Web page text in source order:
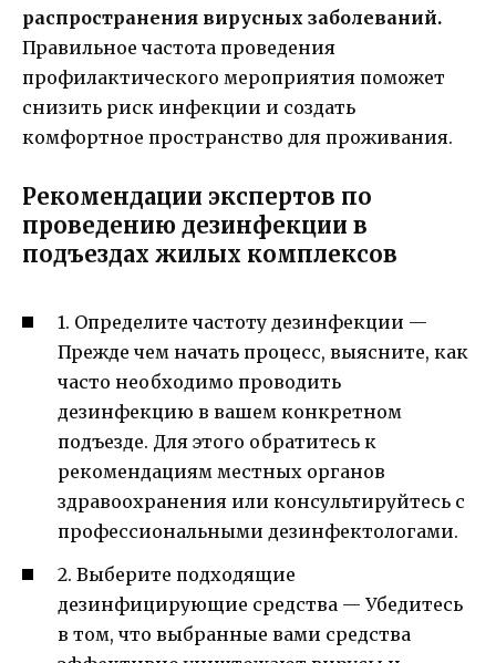
распространения вирусных заболеваний.
Правильное частота проведения
профилактического мероприятия поможет
снизить риск инфекции и создать
комфортное пространство для проживания.
Рекомендации экспертов по
проведению дезинфекции в
подъездах жилых комплексов
1. Определите частоту дезинфекции —
Прежде чем начать процесс, выясните, как
часто необходимо проводить
дезинфекцию в вашем конкретном
подъезде. Для этого обратитесь к
рекомендациям местных органов
здравоохранения или консультируйтесь с
профессиональными дезинфектологами.
2. Выберите подходящие
дезинфицирующие средства — Убедитесь
в том, что выбранные вами средства